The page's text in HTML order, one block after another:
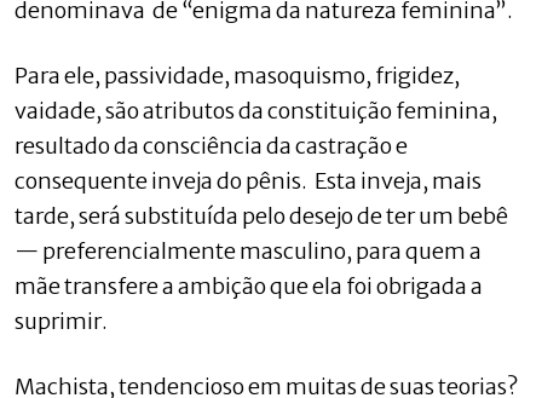
denominava de “enigma da natureza feminina”.
Para ele, passividade, masoquismo, frigidez,
vaidade, são atributos da constituição feminina,
resultado da consciência da castração e
consequente inveja do pênis. Esta inveja, mais
tarde, será substituída pelo desejo de ter um bebê
— preferencialmente masculino, para quem a
mãe transfere a ambição que ela foi obrigada a
suprimir.
Machista, tendencioso em muitas de suas teorias?